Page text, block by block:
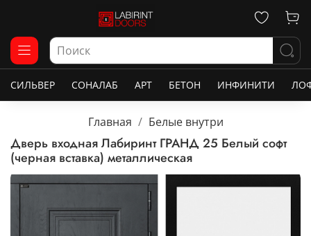
СИЛЬВЕР СОНАЛАБ АРТ БЕТОН ИНФИНИТИ
Главная Белые внутри
Дверь входная Лабиринт ГРАНД 25 Белый софт
(черная вставка) металлическая